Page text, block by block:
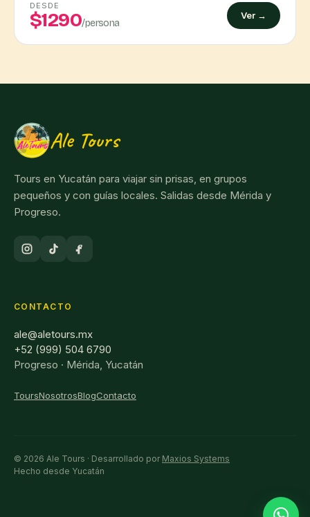
DESDE
$1290/persona
Ver →
Ale Tours
Tours en Yucatán para viajar sin prisas, en grupos
pequeños y con guías locales. Salidas desde Mérida y
Progreso.
CONTACTO
ale@aletours.mx
+52 (999) 504 6790
Progreso · Mérida, Yucatán
ToursNosotrosBlogContacto
© 2026 Ale Tours · Desarrollado por Maxios Systems
Hecho desde Yucatán